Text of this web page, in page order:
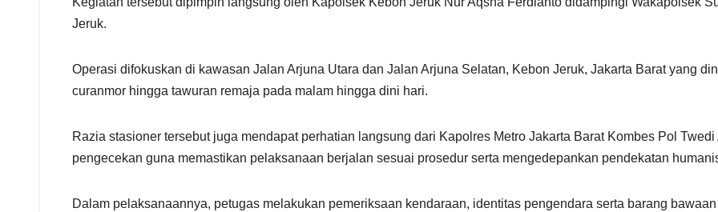
Jeruk.
Operasi difokuskan di kawasan Jalan Arjuna Utara dan Jalan Arjuna Selatan, Kebon Jeruk, Jakarta Barat yang
curanmor hingga tawuran remaja pada malam hingga dini hari.
Razia stasioner tersebut juga mendapat perhatian langsung dari Kapolres Metro Jakarta Barat Kombes Pol
pengecekan guna memastikan pelaksanaan berjalan sesuai prosedur serta mengedepankan pendekatan
Dalam pelaksanaannya, petugas melakukan pemeriksaan kendaraan, identitas pengendara serta barang